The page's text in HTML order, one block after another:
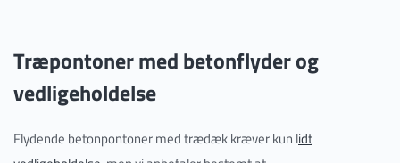
Træpontoner med betonflyderog
vedligeholdelse
Flydende betonpontoner med trædæk kræver kun lidt